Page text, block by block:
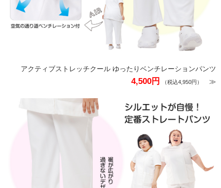
アクティブストレッチクール ゆったりベンチレーションパンツ
4,500円 （税込4,950円） ≫